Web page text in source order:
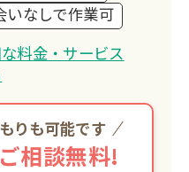
いなしで作業可
料金・サービス
りも可能です
相談無料!